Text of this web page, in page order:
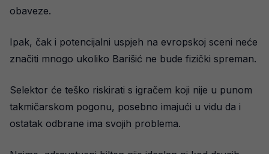
obaveze.
Ipak, čak i potencijalni uspjeh na evropskoj sceni neće
značiti mnogo ukoliko Barišić ne bude fizički spreman.
Selektor će teško riskirati s igračem koji nije u punom
takmičarskom pogonu, posebno imajući u vidu da i
ostatak odbrane ima svojih problema.